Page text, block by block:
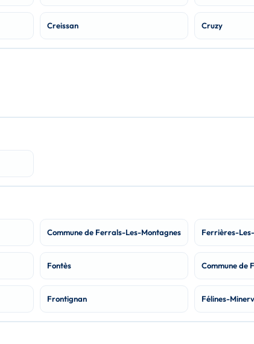
Creissan Cruzy
Commune de Ferrals-Les-Montagnes Ferrières-
Fontès Commune de
Frontignan Félines-